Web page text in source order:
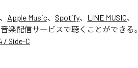
Apple Music、 Spotify、 LINE MUSIC、
楽配信サービスで聴くことができる。
/ Side-C